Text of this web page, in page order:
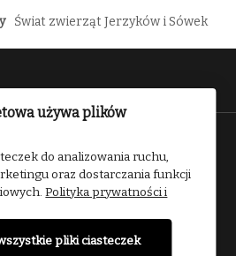
Świat zwierząt Jerzyków i Sówek
nr 2 w Kwidzynie 2025
używa plików
do analizowania ruchu,
oraz dostarczania funkcji
Polityka prywatności i
pliki ciasteczek